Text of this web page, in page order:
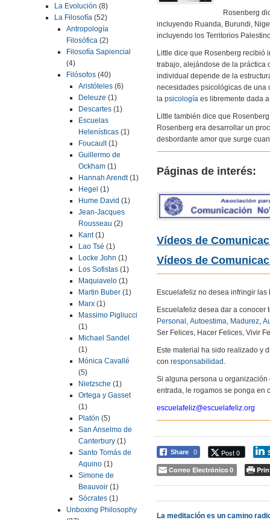
La Evolución (8)
La Filosofía (52)
Antropología
Filosófica (2)
Filosofía Sapiencial
(4)
Filósofos (40)
Aristóteles (6)
Deleuze (1)
Descartes (1)
Escuelas
Helenísticas (1)
Foucault(1)
Guillermo de
Ockham (1)
Hannah Arendt(1)
Hegel (1)
Hume David (1)
Jean-Jacques
Rousseau (2)
Kant(1)
Lao Tsé (1)
Locke John (1)
Los Sofistas (1)
Maquiavelo (1)
Martin Buber (1)
Marx (1)
Massimo Pigliucci
(1)
Michael Sandel
(1)
Mónica Cavallé
(5)
Nietzsche (1)
Ortega y Gasset
(1)
Platón (5)
San Anselmo de
Canterbury (1)
Santo Tomás de
Aquino (1)
Simone de
Beauvoir (1)
Sócrates (1)
Unboxing Philosophy
Rosenberg
incluyendo Ruanda, Burundi,
incluyendo los Territorios
Little dice que Rosenberg recibió
trabajo, alejándose de la práctica
individual depende de la
necesidades psicológicas de una
la psicología es libremente dada
Little también dice que
Rosenberg era desarrollar un
desbordante amor que surge
Páginas de interés:
Vídeos de
Vídeos de
Escuelafeliz no desea infringir
Escuelafeliz desea dar a
Personal Autoestima Madurez
Ser Felices, Hacer Felices, Vivir
Este material ha sido realizado y
con responsabilidad
Si alguna persona u
entrada, le rogamos se ponga en
escuelafeliz@escuelafeliz.org
Share 0 Post 0
Correo Electrónico 0
La meditación es un camino